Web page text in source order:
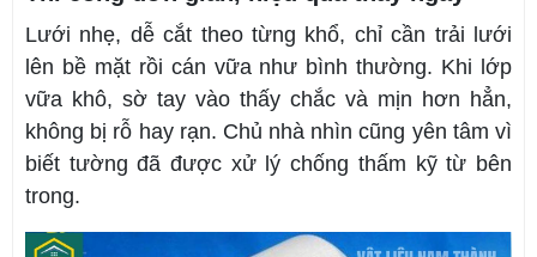
Lưới nhẹ, dễ cắt theo từng khổ, chỉ cần trải lưới
lên bề mặt rồi cán vữa như bình thường. Khi lớp
vữa khô, sờ tay vào thấy chắc và mịn hơn hẳn,
không bị rỗ hay rạn. Chủ nhà nhìn cũng yên tâm vì
biết tường đã được xử lý chống thấm kỹ từ bên
trong.